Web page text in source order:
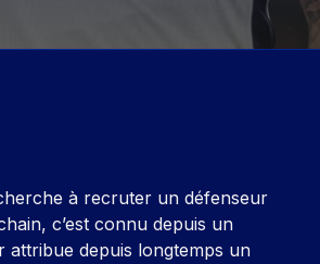
à recruter un défenseur
c’est connu depuis un
attribue depuis longtemps un